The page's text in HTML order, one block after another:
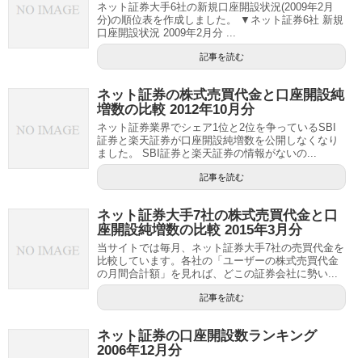
ネット証券大手6社の新規口座開設状況(2009年2月
分)の順位表を作成しました。 ▼ネット証券6社 新規
口座開設状況 2009年2月分 ...
記事を読む
ネット証券の株式売買代金と口座開設純
増数の比較 2012年10月分
ネット証券業界でシェア1位と2位を争っているSBI
証券と楽天証券が口座開設純増数を公開しなくなり
ました。 SBI証券と楽天証券の情報がないの...
記事を読む
ネット証券大手7社の株式売買代金と口
座開設純増数の比較 2015年3月分
当サイトでは毎月、ネット証券大手7社の売買代金を
比較しています。各社の「ユーザーの株式売買代金
の月間合計額」を見れば、どこの証券会社に勢い...
記事を読む
ネット証券の口座開設数ランキング
2006年12月分